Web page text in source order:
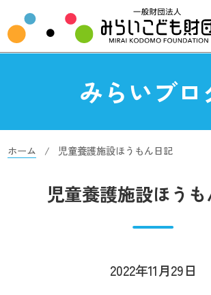
みらいブロ
ホーム 児童養護施設ほうもん日記
児童養護施設ほう
2022年11月29日